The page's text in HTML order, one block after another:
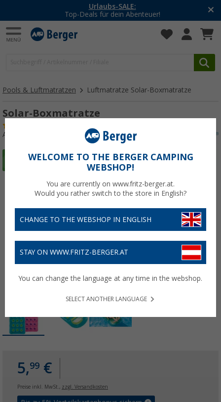
Urlaubs-SALE:
Top-Deals für dein Abenteuer!
Pools & Luftmatratzen Luftmatratze Solar-Boxmatratze
Solar-Boxmatratze
Art.-Nr.: 604160
5,99 €
Preise inkl. MwSt., zzgl. Versandkosten
WELCOME TO THE BERGER CAMPING
WEBSHOP!
You are currently on www.fritz-berger.at.
Would you rather switch to the store in English?
CHANGE TO THE WEBSHOP IN ENGLISH
STAY ON WWW.FRITZ-BERGER.AT
You can change the language at any time in the webshop.
SELECT ANOTHER LANGUAGE